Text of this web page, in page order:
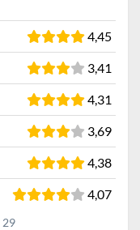
4,45
3,41
4,31
3,69
4,38
4,07
29